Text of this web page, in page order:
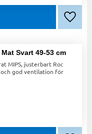
Lägg
Svart 49-53 cm
MIPS, justerbart Roc
och god ventilation för